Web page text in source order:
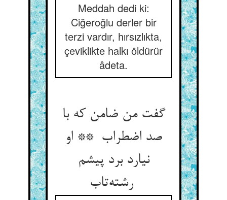
Meddah dedi ki:
Ciğeroğlu derler bir
terzi vardır, hırsızlıkta,
çeviklikte halkı öldürür
âdeta.
گفت من ضامن که با
صد اضطراب ** او
نیارد برد پیشم